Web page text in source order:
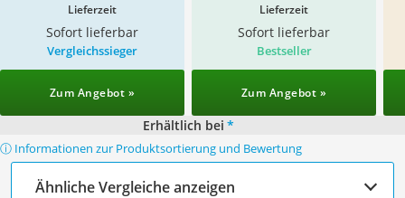
Lieferzeit
Sofort lieferbar
Lieferzeit
Sofort lieferbar
Vergleichssieger
Zum Angebot »
Bestseller
Zum Angebot »
Erhältlich bei *
ⓘ Informationen zur Produktsortierung und Bewertung
Ähnliche Vergleiche anzeigen